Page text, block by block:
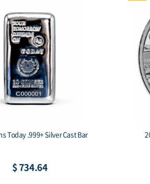
Today .999+ Silver Cast Bar
$ 734.64